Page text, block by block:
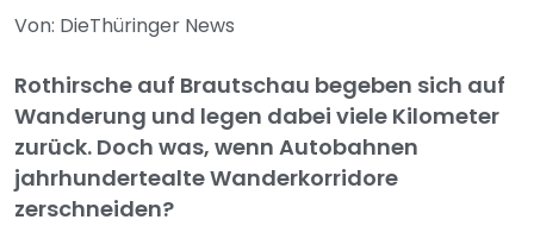
Von: DieThüringer News
Rothirsche auf Brautschau begeben sich auf
Wanderung und legen dabei viele Kilometer
zurück. Doch was, wenn Autobahnen
jahrhundertealte Wanderkorridore
zerschneiden?